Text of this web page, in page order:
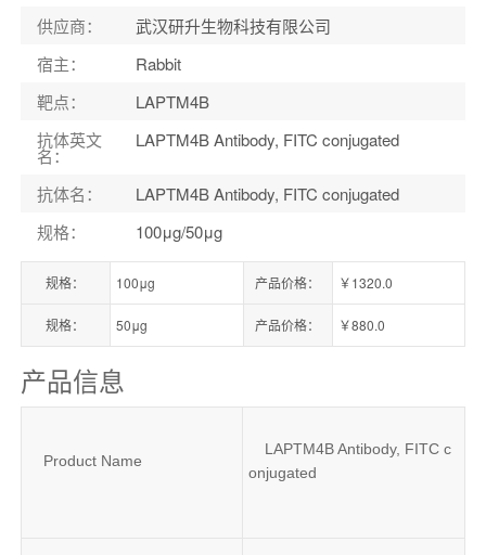
供应商：
武汉研升生物科技有限公司
宿主：
Rabbit
靶点：
LAPTM4B
抗体英文
名：
LAPTM4B Antibody, FITC conjugated
抗体名：
LAPTM4B Antibody, FITC conjugated
规格： 100μg/50μg
规格： 100μg 产品价格： ￥1320.0
规格： 50μg 产品价格： ￥880.0
产品信息
Product Name
LAPTM4B Antibody, FITC c
onjugated